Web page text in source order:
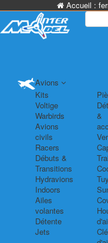
Accueil :
Avions
Kits
Voltige
Warbirds
Avions
civils
Racers
Débuts &
Transitions
Hydravions
Indoors
Ailes
volantes
Détente
Jets
&